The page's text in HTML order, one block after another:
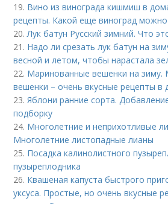
19. Вино из винограда кишмиш в
рецепты. Какой еще виноград
20.Лук батун Русский зимний. Что
21. Надо ли срезать лук батун на
весной и летом, чтобы нарастала
22. Маринованные вешенки на зиму.
вешенки – очень вкусные рецепты в
23.Яблони ранние сорта.
подборку
24. Многолетние и неприхотливые
Многолетние листопадные лианы
25. Посадка калинолистного
пузыреплодника
26. Квашеная капуста быстрого
уксуса. Простые, но очень вкусные